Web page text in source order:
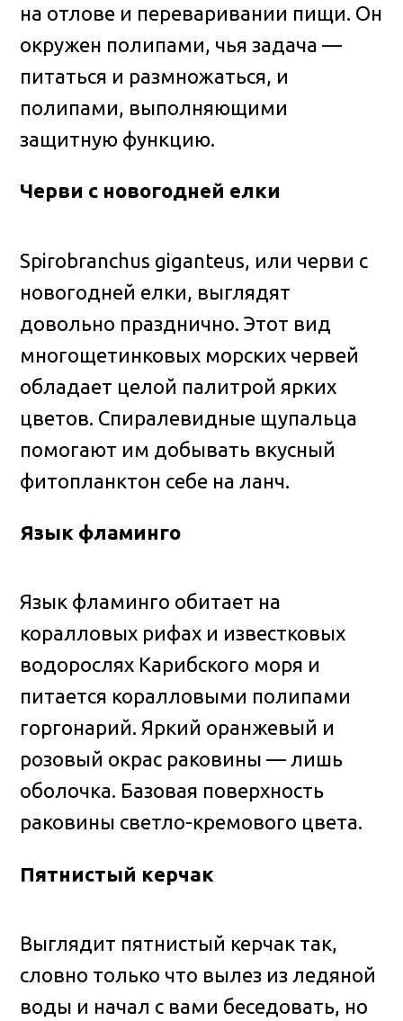
на отлове и переваривании пищи. Он
окружен полипами, чья задача —
питаться и размножаться, и
полипами, выполняющими
защитную функцию.
Черви с новогодней елки
Spirobranchus giganteus, или черви с
новогодней елки, выглядят
довольно празднично. Этот вид
многощетинковых морских червей
обладает целой палитрой ярких
цветов. Спиралевидные щупальца
помогают им добывать вкусный
фитопланктон себе на ланч.
Язык фламинго
Язык фламинго обитает на
коралловых рифах и известковых
водорослях Карибского моря и
питается коралловыми полипами
горгонарий. Яркий оранжевый и
розовый окрас раковины — лишь
оболочка. Базовая поверхность
раковины светло-кремового цвета.
Пятнистый керчак
Выглядит пятнистый керчак так,
словно только что вылез из ледяной
воды и начал с вами беседовать, но